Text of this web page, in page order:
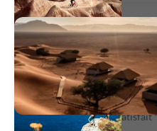
Imberto ? What
Joyaux des lacs Italiens :
très satisfait